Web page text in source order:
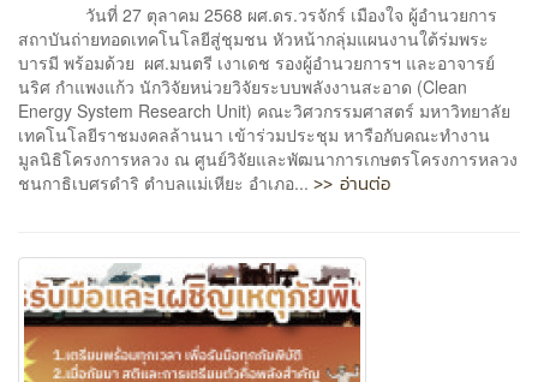
วันที่ 27 ตุลาคม 2568 ผศ.ดร.วรจักร์ เมืองใจ ผู้อำนวยการ
สถาบันถ่ายทอดเทคโนโลยีสู่ชุมชน หัวหน้ากลุ่มแผนงานใต้ร่มพระ
บารมี พร้อมด้วย ผศ.มนตรี เงาเดช รองผู้อำนวยการฯ และอาจารย์
นริศ กำแพงแก้ว นักวิจัยหน่วยวิจัยระบบพลังงานสะอาด (Clean
Energy System Research Unit) คณะวิศวกรรมศาสตร์ มหาวิทยาลัย
เทคโนโลยีราชมงคลล้านนา เข้าร่วมประชุม หารือกับคณะทำงาน
มูลนิธิโครงการหลวง ณ ศูนย์วิจัยและพัฒนาการเกษตรโครงการหลวง
ชนกาธิเบศรดำริ ตำบลแม่เหียะ อำเภอ... >> อ่านต่อ